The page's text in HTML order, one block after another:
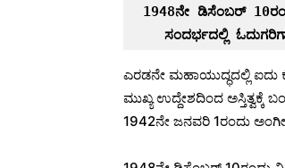
1948ನೇ ಡಿಸೆಂಬರ್
ಎರಡನೇ ಮಹಾಯುದ್ಧದಲ್ಲಿ
ಮುಖ್ಯ ಉದ್ದೇಶದಿಂದ ಅಸ್ತಿತ್ವಕ್ಕೆ
1942ನೇ ಜನವರಿ 1ರಂದು